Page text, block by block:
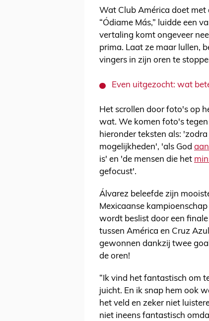
Wat Club América doet met
“Ódiame Más,” luidde een
vertaling komt ongeveer
prima. Laat ze maar lullen,
vingers in zijn oren te
Even uitgezocht: wat
Het scrollen door foto's op
wat. We komen foto's
hieronder teksten als: 'zodra
mogelijkheden', 'als God
is' en 'de mensen die het
gefocust'.
Álvarez beleefde zijn
Mexicaanse
wordt beslist door een
tussen América en Cruz
gewonnen dankzij twee
de oren!
“Ik vind het fantastisch om
juicht. En ik snap hem ook
het veld en zeker niet
niet ineens fantastisch